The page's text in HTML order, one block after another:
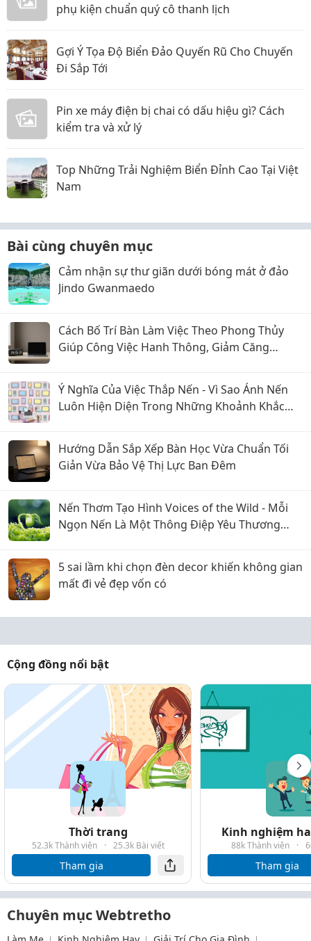
phụ kiện chuẩn quý cô thanh lịch
Gợi Ý Tọa Độ Biển Đảo Quyến Rũ Cho Chuyến
Đi Sắp Tới
Pin xe máy điện bị chai có dấu hiệu gì? Cách
kiểm tra và xử lý
Top Những Trải Nghiệm Biển Đỉnh Cao Tại Việt
Nam
Bài cùng chuyên mục
Cảm nhận sự thư giãn dưới bóng mát ở đảo
Jindo Gwanmaedo
Cách Bố Trí Bàn Làm Việc Theo Phong Thủy
Giúp Công Việc Hanh Thông, Giảm Căng
Ý Nghĩa Của Việc Thắp Nến - Vì Sao Ánh Nến
Luôn Hiện Diện Trong Những Khoảnh Khắc
Hướng Dẫn Sắp Xếp Bàn Học Vừa Chuẩn Tối
Giản Vừa Bảo Vệ Thị Lực Ban Đêm
Nến Thơm Tạo Hình Voices of the Wild - Mỗi
Ngọn Nến Là Một Thông Điệp Yêu Thương
5 sai lầm khi chọn đèn decor khiến không gian
mất đi vẻ đẹp vốn có
Cộng đồng nổi bật
Thời trang
52.3k Thành viên · 25.3k Bài viết
Tham gia
Kinh nghiệm
88k Thành viên ·
Tham gia
Chuyên mục Webtretho